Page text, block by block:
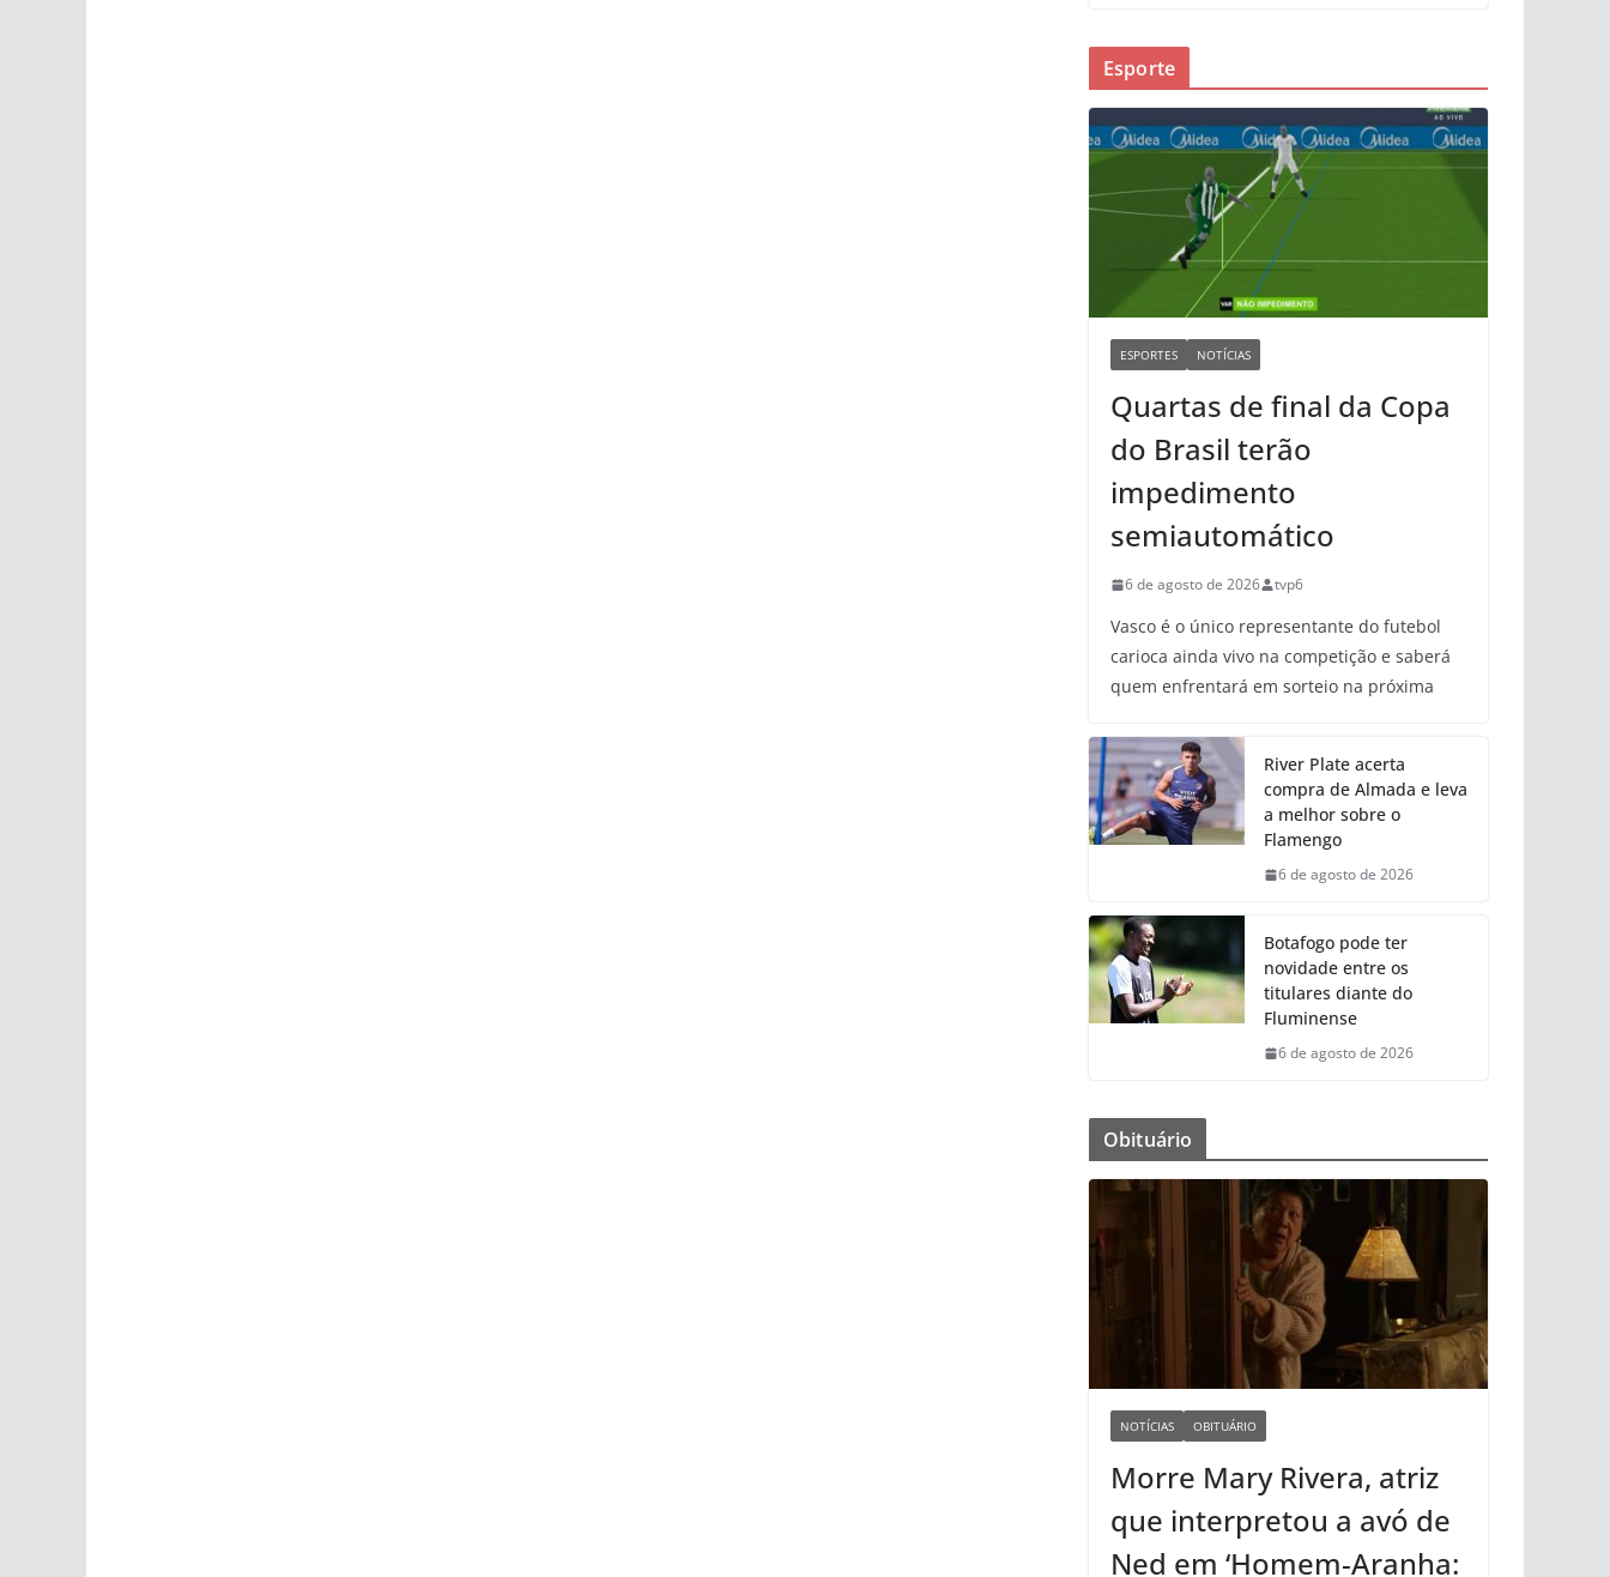
Esporte
ESPORTES NOTÍCIAS
Quartas de final da Copa
do Brasil terão
impedimento
semiautomático
6 de agosto de 2026 tvp6
Vasco é o único representante do futebol
carioca ainda vivo na competição e saberá
quem enfrentará em sorteio na próxima
River Plate acerta
compra de Almada e leva
a melhor sobre o
Flamengo
6 de agosto de 2026
Botafogo pode ter
novidade entre os
titulares diante do
Fluminense
6 de agosto de 2026
Obituário
NOTÍCIAS OBITUÁRIO
Morre Mary Rivera, atriz
que interpretou a avó de
Ned em ‘Homem-Aranha: